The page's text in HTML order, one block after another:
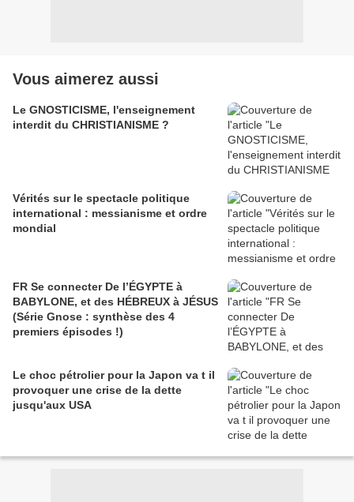
Vous aimerez aussi
Le GNOSTICISME, l'enseignement
interdit du CHRISTIANISME ?
Vérités sur le spectacle politique
international : messianisme et ordre
mondial
FR Se connecter De l’ÉGYPTE à
BABYLONE, et des HÉBREUX à JÉSUS
(Série Gnose : synthèse des 4
premiers épisodes !)
Le choc pétrolier pour la Japon va t il
provoquer une crise de la dette
jusqu'aux USA